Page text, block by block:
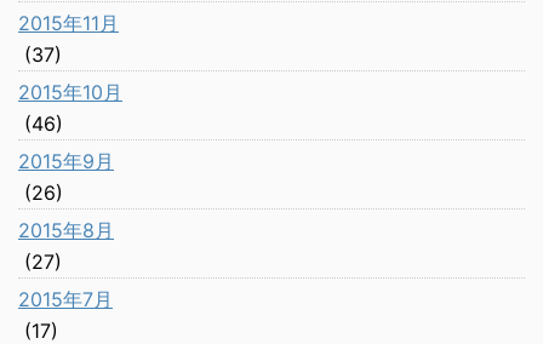
2015年11月
(37)
2015年10月
(46)
2015年9月
(26)
2015年8月
(27)
2015年7月
(17)